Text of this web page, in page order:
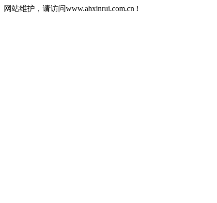
网站维护，请访问www.ahxinrui.com.cn !